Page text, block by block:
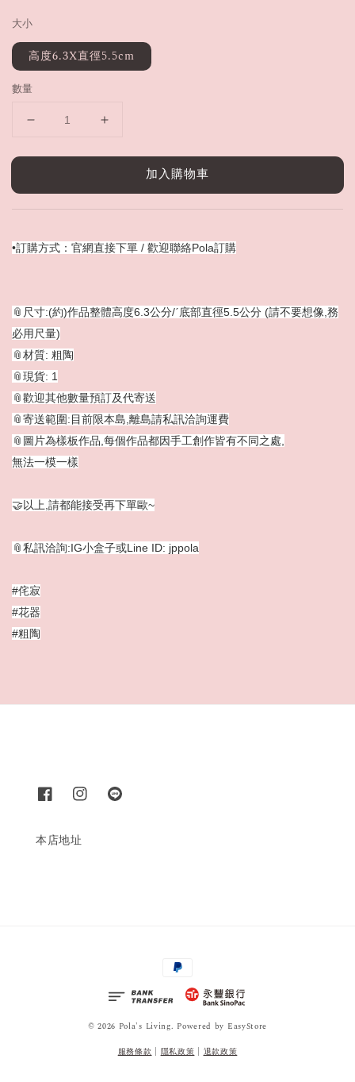
大小
高度6.3X直徑5.5cm
數量
加入購物車
•訂購方式：官網直接下單 / 歡迎聯絡Pola訂購
📎尺寸:(約)作品整體高度6.3公分/ˊ底部直徑5.5公分 (請不要想像,務
必用尺量)
📎材質: 粗陶
📎現貨: 1
📎歡迎其他數量預訂及代寄送
📎寄送範圍:目前限本島,離島請私訊洽詢運費
📎圖片為樣板作品,每個作品都因手工創作皆有不同之處,
無法一模一樣
🤝以上,請都能接受再下單歐~
📎私訊洽詢:IG小盒子或Line ID: jppola
#侘寂
#花器
#粗陶
本店地址
© 2026 Pola's Living. Powered by EasyStore
服務條款 | 隱私政策 | 退款政策